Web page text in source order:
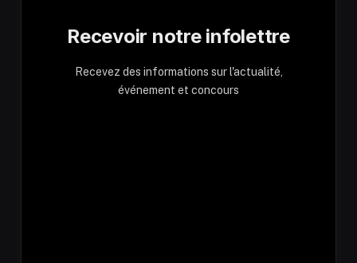
Recevoir notre infolettre
Recevez des informations sur l'actualité,
événement et concours